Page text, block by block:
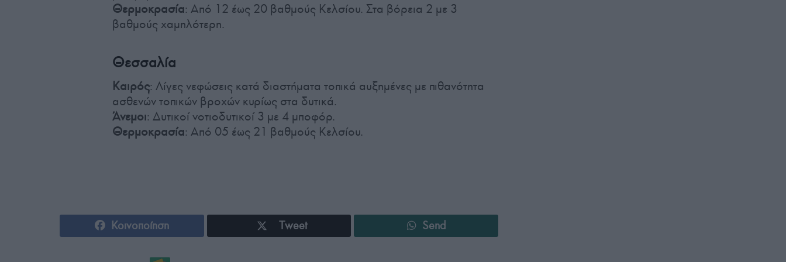
Θερμοκρασία: Από 12 έως 20 βαθμούς Κελσίου. Στα βόρεια 2 με 3
βαθμούς χαμηλότερη.
Θεσσαλία
Καιρός: Λίγες νεφώσεις κατά διαστήματα τοπικά αυξημένες με πιθανότητα
ασθενών τοπικών βροχών κυρίως στα δυτικά.
Άνεμοι: Δυτικοί νοτιοδυτικοί 3 με 4 μποφόρ.
Θερμοκρασία: Από 05 έως 21 βαθμούς Κελσίου.
Κοινοποίηση Tweet Send